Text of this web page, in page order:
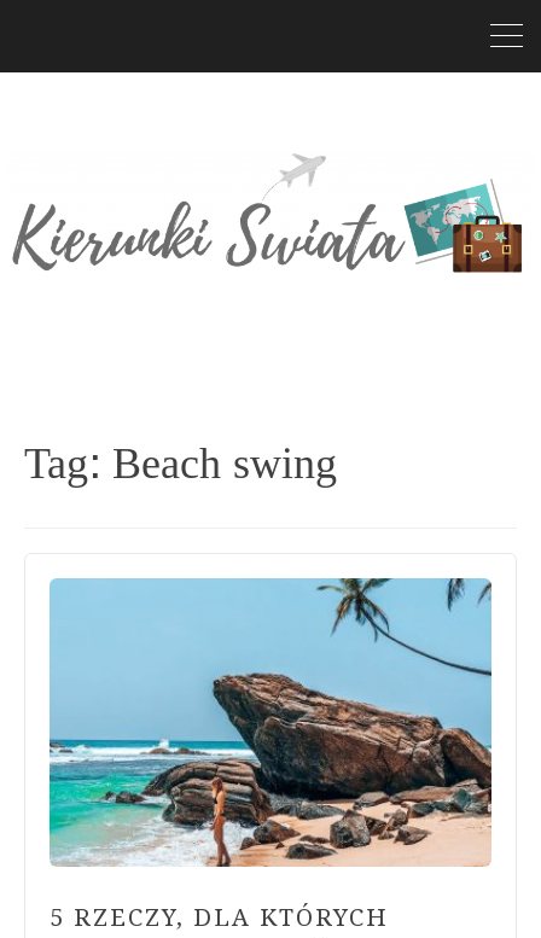
Tag: Beach swing
5 RZECZY, DLA KTÓRYCH